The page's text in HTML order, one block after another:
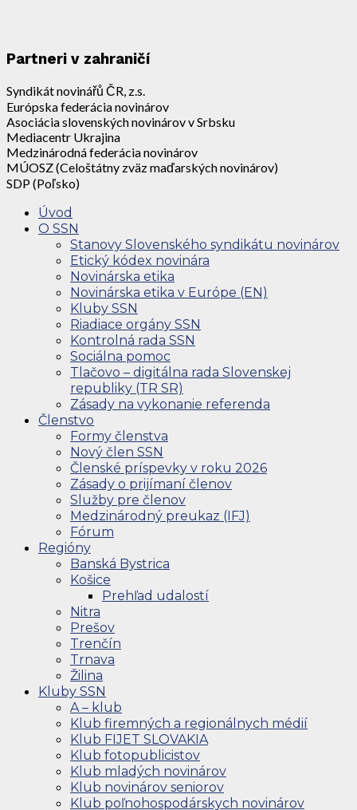
Partneri v zahraničí
Syndikát novinářů ČR, z.s.
Európska federácia novinárov
Asociácia slovenských novinárov v Srbsku
Mediacentr Ukrajina
Medzinárodná federácia novinárov
MÚOSZ (Celoštátny zväz maďarských novinárov)
SDP (Poľsko)
Úvod
O SSN
Stanovy Slovenského syndikátu novinárov
Etický kódex novinára
Novinárska etika
Novinárska etika v Európe (EN)
Kluby SSN
Riadiace orgány SSN
Kontrolná rada SSN
Sociálna pomoc
Tlačovo – digitálna rada Slovenskej
republiky (TR SR)
Zásady na vykonanie referenda
Členstvo
Formy členstva
Nový člen SSN
Členské príspevky v roku 2026
Zásady o prijímaní členov
Služby pre členov
Medzinárodný preukaz (IFJ)
Fórum
Regióny
Banská Bystrica
Košice
Prehľad udalostí
Nitra
Prešov
Trenčín
Trnava
Žilina
Kluby SSN
A – klub
Klub firemných a regionálnych médií
Klub FIJET SLOVAKIA
Klub fotopublicistov
Klub mladých novinárov
Klub novinárov seniorov
Klub poľnohospodárskych novinárov